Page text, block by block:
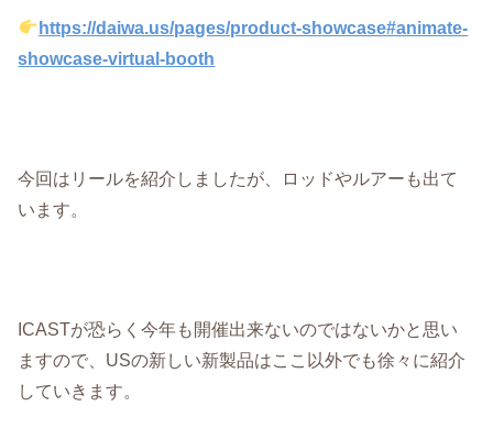
https://daiwa.us/pages/product-showcase#animate-
showcase-virtual-booth
今回はリールを紹介しましたが、ロッドやルアーも出て
います。
ICASTが恐らく今年も開催出来ないのではないかと思い
ますので、USの新しい新製品はここ以外でも徐々に紹介
していきます。